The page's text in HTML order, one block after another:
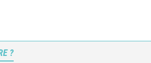
?